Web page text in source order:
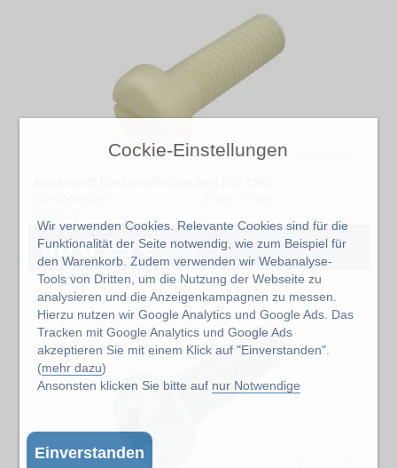
Cockie-Einstellungen
Wir verwenden Cookies. Relevante Cookies sind für die
Funktionalität der Seite notwendig, wie zum Beispiel für
den Warenkorb. Zudem verwenden wir Webanalyse-
Tools von Dritten, um die Nutzung der Webseite zu
analysieren und die Anzeigenkampagnen zu messen.
Hierzu nutzen wir Google Analytics und Google Ads. Das
Tracken mit Google Analytics und Google Ads
akzeptieren Sie mit einem Klick auf "Einverstanden".
(mehr dazu)
Ansonsten klicken Sie bitte auf nur Notwendige
Einverstanden
ab 6,23 €pro VE
exkl. 19% MwSt.